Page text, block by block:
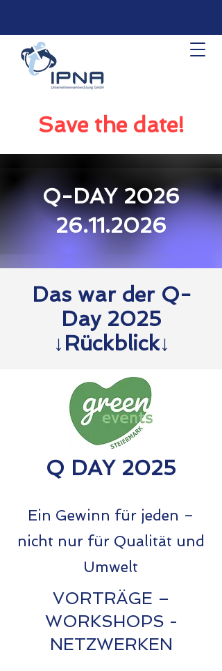
Save the date!
Q-DAY 2026
26.11.2026
Das war der Q-
Day 2025
↓Rückblick↓
Q DAY 2025
Ein Gewinn für jeden –
nicht nur für Qualität und
Umwelt
VORTRÄGE –
WORKSHOPS -
NETZWERKEN